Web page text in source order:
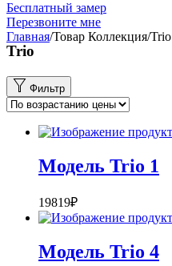
Бесплатный замер
Перезвоните мне
Главная/Товар Коллекция/Trio
Trio
Фильтр
Модель Trio 1
19819₽
Модель Trio 4